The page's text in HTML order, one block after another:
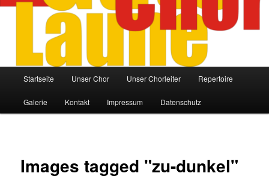
Startseite Unser Chor Unser Chorleiter Repertoire
Galerie Kontakt Impressum Datenschutz
Images tagged "zu-dunkel"